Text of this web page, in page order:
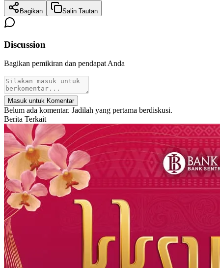
Bagikan Salin Tautan
Discussion
Bagikan pemikiran dan pendapat Anda
Masuk untuk Komentar
Belum ada komentar. Jadilah yang pertama berdiskusi.
Berita Terkait